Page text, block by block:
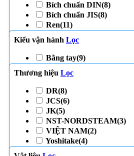
Bích chuẩn DIN(8)
Bích chuẩn JIS(8)
Ren(11)
Kiểu vận hành Lọc
Bằng tay(9)
Thương hiệu Lọc
DR(8)
JCS(6)
JK(5)
NST-NORDSTEAM(3)
VIỆT NAM(2)
Yoshitake(4)